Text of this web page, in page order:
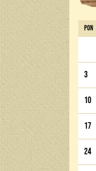
PON
3
10
17
24